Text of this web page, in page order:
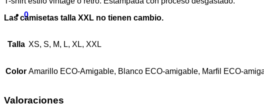
0
Las camisetas talla XXL no tienen cambio.
Talla XS, S, M, L, XL, XXL
Color Amarillo ECO-Amigable, Blanco ECO-amigable, Marfil ECO-
Valoraciones